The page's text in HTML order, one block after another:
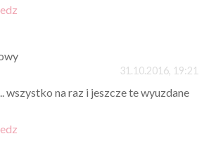
31.10.2016, 19:21
wszystko na raz i jeszcze te wyuzdane